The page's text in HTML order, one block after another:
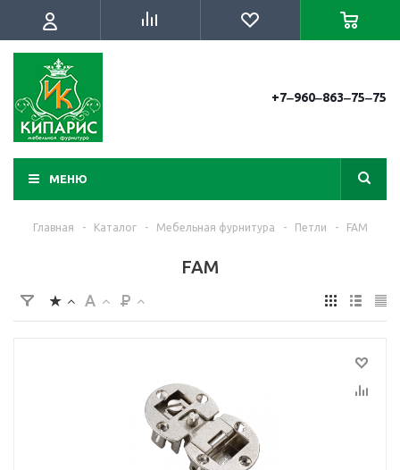
+7‒960‒863‒75‒75
МЕНЮ
Главная - Каталог - Мебельная фурнитура - Петли - FAM
FAM